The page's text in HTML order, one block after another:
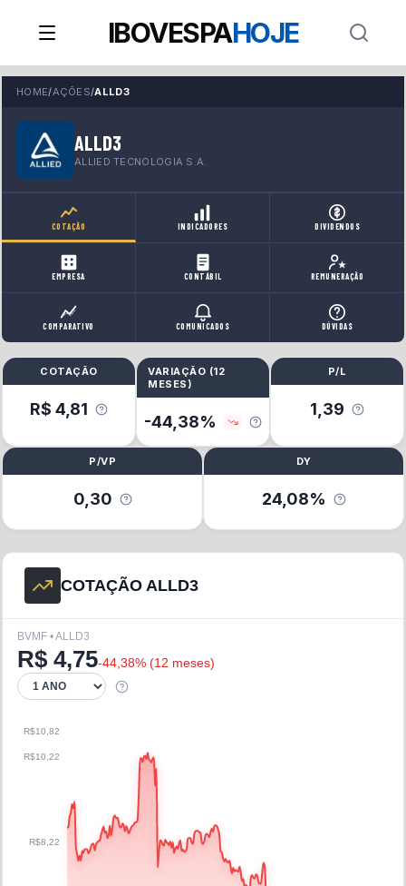
IBOVESPAHOJE
HOME/AÇÕES/ALLD3
ALLD3
ALLIED TECNOLOGIA S.A.
COTAÇÃO INDICADORES DIVIDENDOS
EMPRESA CONTÁBIL REMUNERAÇÃO
COMPARATIVO COMUNICADOS DÚVIDAS
COTAÇÃO
R$ 4,81
VARIAÇÃO (12
MESES )
-44,38%
P/L
1,39
P/VP
0,30
DY
24,08%
COTAÇÃO ALLD3
BVMF • ALLD3
R$ 4,75-44,38% (12 meses)
R$8,22
R$10,22
R$10,82